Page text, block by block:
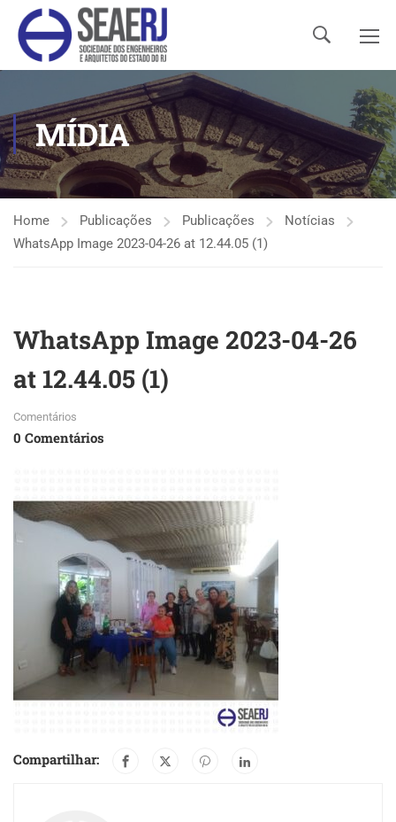
MÍDIA
Home Publicações Publicações
Notícias
WhatsApp Image 2023-04-26 at 12.44.05 (1)
WhatsApp Image 2023-04-26
at 12.44.05 (1)
Comentários
0 Comentários
Compartilhar: